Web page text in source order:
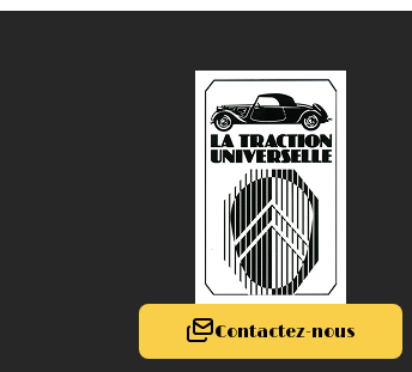
Contactez-nous